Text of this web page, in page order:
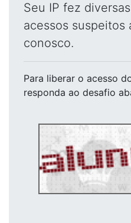
Seu IP fez
acessos suspeitos
conosco.
Para liberar o acesso
responda ao desafio